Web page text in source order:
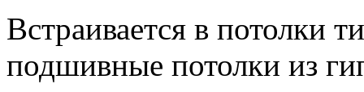
Встраивается в потолки
подшивные потолки из